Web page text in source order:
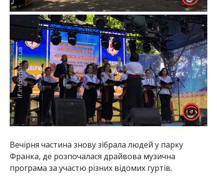
Вечірня частина знову зібрала людей у парку
Франка, де розпочалася драйвова музична
програма за участю різних відомих гуртів.